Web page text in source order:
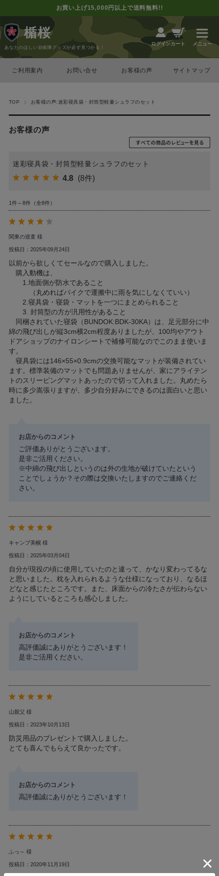
お買い上げ15,000円以上で送料無料!!
楯桜
あなたのほしい自衛隊グッズが必ず見つかる！
ログインカート
ご利用案内 お問い合せ お客様の声 サイトマップ
TOP お客様の声:迷彩寝具袋・封筒型軽量シュラフのセット
お客様の声
迷彩寝具袋・封筒型軽量シュラフのセット
4.8 (8件)
1件～8件（全8件）
関東の巡査 様
投稿日：2025年09月24日
以前から欲しくてセールなので購入しました。
購入動機は、
1.地面側が防水であること
（丸めればバイクで運搬中に雨を気にしなくていい）
2.寝具袋・寝袋・マットを一つにまとめられること
3. 封筒型の方が汎用性があること
同梱されていた寝袋（BUNDOK:BDK-30KA）は、足元部分に中
綿の飛び出しが縦3cm横2cm程度ありましたが、100均やアウト
ドアショップのナイロンシートで補修可能なのでこのまま使いま
す。
寝具袋には146×55×0.9cmの交換可能なマットが装備されてい
ます。標準装備のマットでも問題ありませんが、家にアライテン
トのスリーピングマットあったので切って入れました。丸めたら
時に多少嵩張りますが、多少自分好みにできるのは面白いと思い
ました。
お店からのコメント
ご評価ありがとうございます。
是非ご活用ください。
※中綿の飛び出しというのは外の生地が破けていたという
ことでしょうか？その際は交換いたしますのでご連絡くだ
さい。
キャンプ美幌 様
投稿日：2025年03月04日
自分が現役の頃に使用していたのと違って、かなり変わってるな
と思いました。枕を入れられるような仕様になっており、なるほ
どなと感じたところです。また、床面からの冷たさが伝わらない
ようにしているところも感心しました。
お店からのコメント
高評価誠にありがとうございます！
是非ご活用ください。
山親父 様
投稿日：2023年10月13日
防災用品のプレゼントで購入しました。
とても喜んでもらえて良かったです。
お店からのコメント
高評価誠にありがとうございます！
ふっ～ 様
投稿日：2020年11月19日